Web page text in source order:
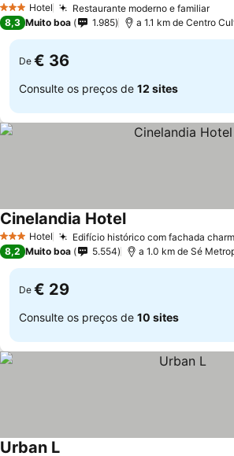
3 EstrelasHotel
Restaurante moderno e familiar
8,3 Muito boa 1.985 a 1.1 km de Centro
De € 36
Consulte os preços de 12 sites
3 EstrelasHotel Edifício histórico com fachada
Cinelandia Hotel
8,2 Muito boa 5.554 a 1.0 km de Sé
De € 29
Consulte os preços de 10 sites
Urban L